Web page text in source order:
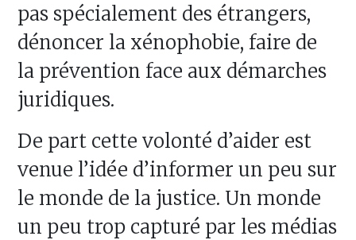
pas spécialement des étrangers,
dénoncer la xénophobie, faire de
la prévention face aux démarches
juridiques.
De part cette volonté d’aider est
venue l’idée d’informer un peu sur
le monde de la justice. Un monde
un peu trop capturé par les médias